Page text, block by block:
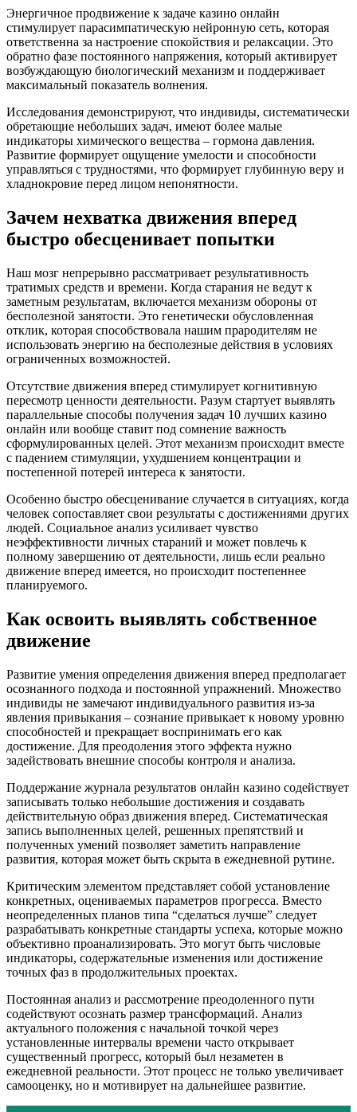
Энергичное продвижение к задаче казино онлайн
стимулирует парасимпатическую нейронную сеть, которая
ответственна за настроение спокойствия и релаксации. Это
обратно фазе постоянного напряжения, который активирует
возбуждающую биологический механизм и поддерживает
максимальный показатель волнения.
Исследования демонстрируют, что индивиды, систематически
обретающие небольших задач, имеют более малые
индикаторы химического вещества – гормона давления.
Развитие формирует ощущение умелости и способности
управляться с трудностями, что формирует глубинную веру и
хладнокровие перед лицом непонятности.
Зачем нехватка движения вперед
быстро обесценивает попытки
Наш мозг непрерывно рассматривает результативность
тратимых средств и времени. Когда старания не ведут к
заметным результатам, включается механизм обороны от
бесполезной занятости. Это генетически обусловленная
отклик, которая способствовала нашим прародителям не
использовать энергию на бесполезные действия в условиях
ограниченных возможностей.
Отсутствие движения вперед стимулирует когнитивную
пересмотр ценности деятельности. Разум стартует выявлять
параллельные способы получения задач 10 лучших казино
онлайн или вообще ставит под сомнение важность
сформулированных целей. Этот механизм происходит вместе
с падением стимуляции, ухудшением концентрации и
постепенной потерей интереса к занятости.
Особенно быстро обесценивание случается в ситуациях, когда
человек сопоставляет свои результаты с достижениями других
людей. Социальное анализ усиливает чувство
неэффективности личных стараний и может повлечь к
полному завершению от деятельности, лишь если реально
движение вперед имеется, но происходит постепеннее
планируемого.
Как освоить выявлять собственное
движение
Развитие умения определения движения вперед предполагает
осознанного подхода и постоянной упражнений. Множество
индивиды не замечают индивидуального развития из-за
явления привыкания – сознание привыкает к новому уровню
способностей и прекращает воспринимать его как
достижение. Для преодоления этого эффекта нужно
задействовать внешние способы контроля и анализа.
Поддержание журнала результатов онлайн казино содействует
записывать только небольшие достижения и создавать
действительную образ движения вперед. Систематическая
запись выполненных целей, решенных препятствий и
полученных умений позволяет заметить направление
развития, которая может быть скрыта в ежедневной рутине.
Критическим элементом представляет собой установление
конкретных, оцениваемых параметров прогресса. Вместо
неопределенных планов типа “сделаться лучше” следует
разрабатывать конкретные стандарты успеха, которые можно
объективно проанализировать. Это могут быть числовые
индикаторы, содержательные изменения или достижение
точных фаз в продолжительных проектах.
Постоянная анализ и рассмотрение преодоленного пути
содействуют осознать размер трансформаций. Анализ
актуального положения с начальной точкой через
установленные интервалы времени часто открывает
существенный прогресс, который был незаметен в
ежедневной реальности. Этот процесс не только увеличивает
самооценку, но и мотивирует на дальнейшее развитие.